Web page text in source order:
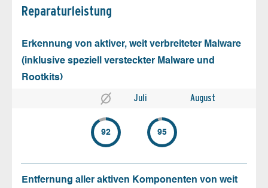
Reparatur­leistung
Erkennung von aktiver, weit verbreiteter Malware
(inklusive speziell versteckter Malware und
Rootkits)
Juli August
92 95
Entfernung aller aktiven Komponenten von weit